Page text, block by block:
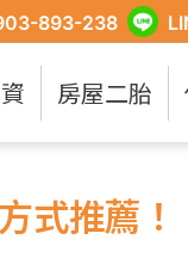
893-238
房屋二胎
式推薦！